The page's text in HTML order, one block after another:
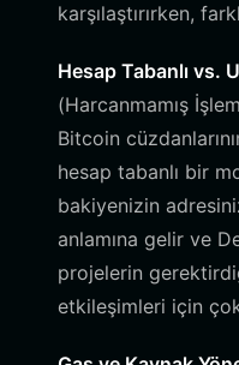
karşılaştırırken,
Hesap Tabanlı vs.
(Harcanmamış
Bitcoin
hesap tabanlı bir
bakiyenizin
anlamına gelir ve
projelerin
etkileşimleri için